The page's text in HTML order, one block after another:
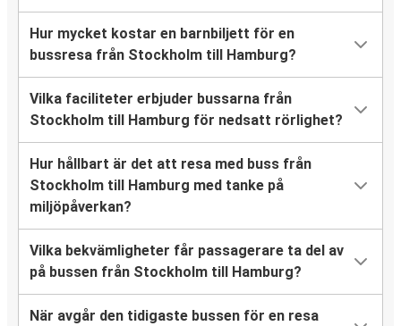
Hur mycket kostar en barnbiljett för en
bussresa från Stockholm till Hamburg?
Vilka faciliteter erbjuder bussarna från
Stockholm till Hamburg för nedsatt rörlighet?
Hur hållbart är det att resa med buss från
Stockholm till Hamburg med tanke på
miljöpåverkan?
Vilka bekvämligheter får passagerare ta del av
på bussen från Stockholm till Hamburg?
När avgår den tidigaste bussen för en resa